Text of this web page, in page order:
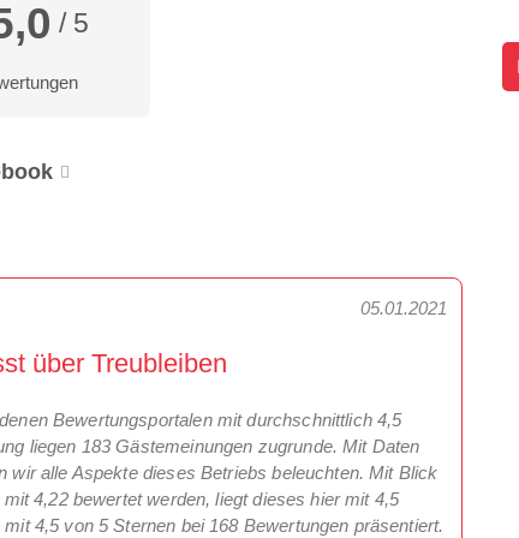
/ 5
05.01.2021
über Treubleiben
Bewertungsportalen mit durchschnittlich 4,5
liegen 183 Gästemeinungen zugrunde. Mit Daten
wir alle Aspekte dieses Betriebs beleuchten. Mit Blick
4,22 bewertet werden, liegt dieses hier mit 4,5
4,5 von 5 Sternen bei 168 Bewertungen präsentiert.